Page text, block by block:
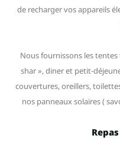
de recharger vos appareils
Nous fournissons les
shar », diner et petit-
couvertures, oreillers,
nos panneaux solaires (